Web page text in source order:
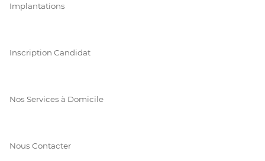
Implantations
Inscription Candidat
Nos Services à Domicile
Nous Contacter